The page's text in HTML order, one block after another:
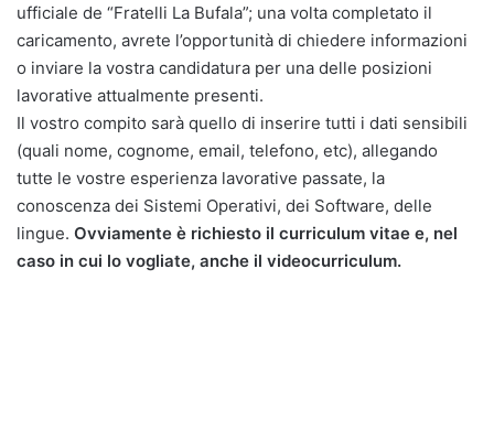
ufficiale de “Fratelli La Bufala”; una volta completato il
caricamento, avrete l’opportunità di chiedere informazioni
o inviare la vostra candidatura per una delle posizioni
lavorative attualmente presenti.
Il vostro compito sarà quello di inserire tutti i dati sensibili
(quali nome, cognome, email, telefono, etc), allegando
tutte le vostre esperienza lavorative passate, la
conoscenza dei Sistemi Operativi, dei Software, delle
lingue. Ovviamente è richiesto il curriculum vitae e, nel
caso in cui lo vogliate, anche il videocurriculum.